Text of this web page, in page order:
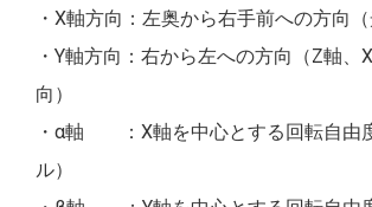
・X軸方向：左奥から右手前への方向（
・Y軸方向：右から左への方向（Z軸、
向）
・α軸 ：X軸を中心とする回転自由
ル）